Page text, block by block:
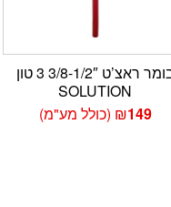
בומר ראצ’ט 3/8-1/2″ 3 טון
SOLUTION
₪149 (כולל מע"מ)